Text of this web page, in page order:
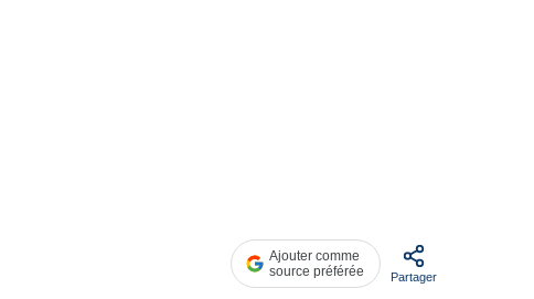
Ajouter comme
source préférée
Partager